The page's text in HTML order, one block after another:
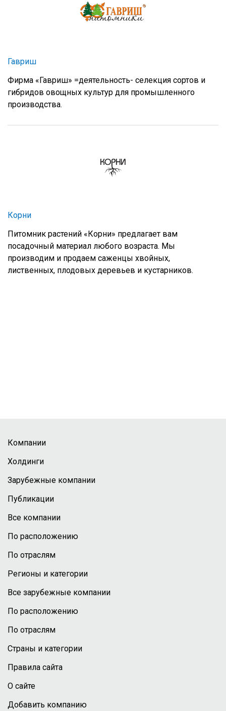
Гавриш
Фирма «Гавриш» =деятельность- селекция сортов и
гибридов овощных культур для промышленного
производства.
Корни
Питомник растений «Корни» предлагает вам
посадочный материал любого возраста. Мы
производим и продаем саженцы хвойных,
лиственных, плодовых деревьев и кустарников.
Компании
Холдинги
Зарубежные компании
Публикации
Все компании
По расположению
По отраслям
Регионы и категории
Все зарубежные компании
По расположению
По отраслям
Страны и категории
Правила сайта
О сайте
Добавить компанию